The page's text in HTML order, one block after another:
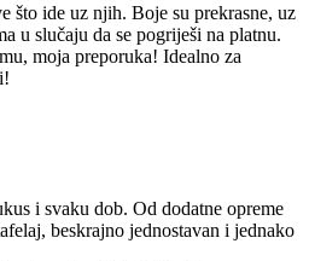
što ide uz njih. Boje su prekrasne, uz
u slučaju da se pogriješi na platnu.
moja preporuka! Idealno za
i svaku dob. Od dodatne opreme
beskrajno jednostavan i jednako